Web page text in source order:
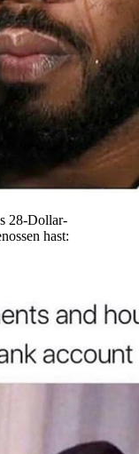
28-Dollar-
hast: